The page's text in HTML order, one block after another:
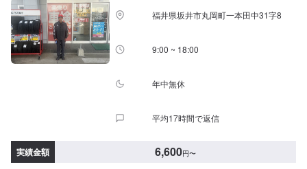
福井県坂井市丸岡町一本田中31字8
9:00 ~ 18:00
年中無休
平均17時間で返信
実績金額 6,600円〜